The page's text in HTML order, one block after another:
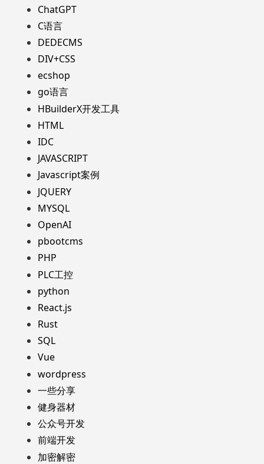
ChatGPT
C语言
DEDECMS
DIV+CSS
ecshop
go语言
HBuilderX开发工具
HTML
IDC
JAVASCRIPT
Javascript案例
JQUERY
MYSQL
OpenAI
pbootcms
PHP
PLC工控
python
React.js
Rust
SQL
Vue
wordpress
一些分享
健身器材
公众号开发
前端开发
加密解密